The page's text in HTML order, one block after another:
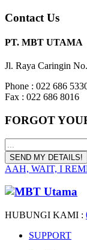
Contact Us
PT. MBT UTAMA
Jl. Raya Caringin
Phone : 022 686
Fax : 022 686 8016
FORGOT
AAH, WAIT, I
HUBUNGI KAMI :
SUPPORT